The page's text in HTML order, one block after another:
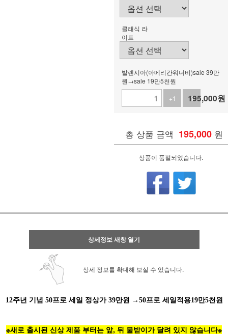
클래식 라
이트
발렌시아(아메리칸워너비)sale 39만
원→sale 19만5천원
+1
-1
195,000원
총 상품 금액 195,000 원
상품이 품절되었습니다.
상세정보 새창 열기
상세 정보를 확대해 보실 수 있습니다.
12주년 기념 50프로 세일 정상가 39만원 →50프로 세일적용19만5천원
※새로 출시된 신상 제품 부터는 앞, 뒤 물받이가 달려 있지 않습니다※